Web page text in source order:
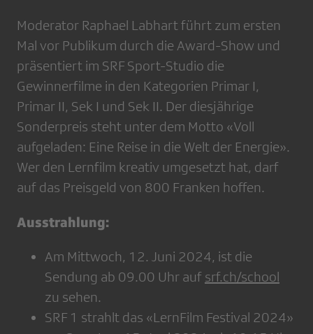
Moderator Raphael Labhart führt zum ersten
Mal vor Publikum durch die Award-Show und
präsentiert im SRF Sport-Studio die
Gewinnerfilme in den Kategorien Primar I,
Primar II, Sek I und Sek II. Der diesjährige
Sonderpreis steht unter dem Motto «Voll
aufgeladen: Eine Reise in die Welt der Energie».
Wer den Lernfilm kreativ umgesetzt hat, darf
auf das Preisgeld von 800 Franken hoffen.
Ausstrahlung:
Am Mittwoch, 12. Juni 2024, ist die
Sendung ab 09.00 Uhr auf srf.ch/school
zu sehen.
SRF 1 strahlt das «LernFilm Festival 2024»